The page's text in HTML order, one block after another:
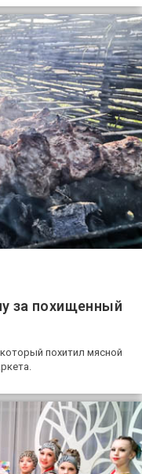
за похищенный
похитил мясной